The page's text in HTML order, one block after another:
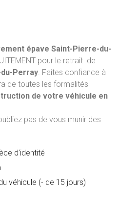
épave Saint-Pierre-du-
pour le retrait de
Perray. Faites confiance à
de toutes les formalités
de votre véhicule en
pas de vous munir des
d’identité
véhicule (- de 15 jours)